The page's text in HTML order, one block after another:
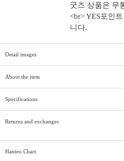
굿즈 상품은 무
<br> YES포인
니다.
Detail images
About the item
Specifications
Returns and exchanges
Hanteo Chart